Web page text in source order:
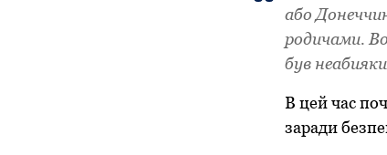
або
родичами.
був
В цей час
заради